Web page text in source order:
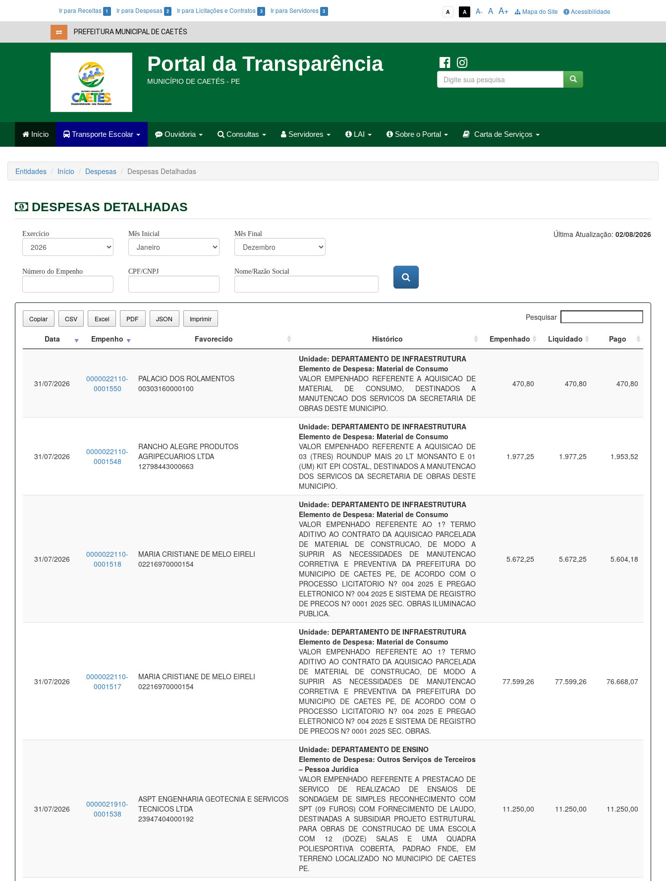
Ir para Receitas 1 Ir para Despesas 2 Ir para Licitações e Contratos 3 Ir para Servidores 3 A A A- A A+ Mapa do Site Acessibilidade
PREFEITURA MUNICIPAL DE CAETÉS
Portal da Transparência
MUNICÍPIO DE CAETÉS - PE
Início Transporte Escolar Ouvidoria Consultas Servidores LAI Sobre o Portal Carta de Serviços
Entidades Início Despesas Despesas Detalhadas
DESPESAS DETALHADAS
Última Atualização: 02/08/2026
Exercício Mês Inicial Mês Final
Número do Empenho CPF/CNPJ Nome/Razão Social
Copiar CSV Excel PDF JSON Imprimir Pesquisar
Data Empenho Favorecido Histórico Empenhado Liquidado Pago
31/07/2026
0000022110-
0001550
PALACIO DOS ROLAMENTOS
00303160000100
Unidade: DEPARTAMENTO DE INFRAESTRUTURA
Elemento de Despesa: Material de Consumo
VALOR EMPENHADO REFERENTE A AQUISICAO DE
MATERIAL DE CONSUMO, DESTINADOS A
MANUTENCAO DOS SERVICOS DA SECRETARIA DE
OBRAS DESTE MUNICIPIO.
470,80 470,80 470,80
31/07/2026
0000022110-
0001548
RANCHO ALEGRE PRODUTOS
AGRIPECUARIOS LTDA
12798443000663
Unidade: DEPARTAMENTO DE INFRAESTRUTURA
Elemento de Despesa: Material de Consumo
VALOR EMPENHADO REFERENTE A AQUISICAO DE
03 (TRES) ROUNDUP MAIS 20 LT MONSANTO E 01
(UM) KIT EPI COSTAL, DESTINADOS A MANUTENCAO
DOS SERVICOS DA SECRETARIA DE OBRAS DESTE
MUNICIPIO.
1.977,25 1.977,25 1.953,52
31/07/2026
0000022110-
0001518
MARIA CRISTIANE DE MELO EIRELI
02216970000154
Unidade: DEPARTAMENTO DE INFRAESTRUTURA
Elemento de Despesa: Material de Consumo
VALOR EMPENHADO REFERENTE AO 1? TERMO
ADITIVO AO CONTRATO DA AQUISICAO PARCELADA
DE MATERIAL DE CONSTRUCAO, DE MODO A
SUPRIR AS NECESSIDADES DE MANUTENCAO
CORRETIVA E PREVENTIVA DA PREFEITURA DO
MUNICIPIO DE CAETES PE, DE ACORDO COM O
PROCESSO LICITATORIO N? 004 2025 E PREGAO
ELETRONICO N? 004 2025 E SISTEMA DE REGISTRO
DE PRECOS N? 0001 2025 SEC. OBRAS ILUMINACAO
PUBLICA.
5.672,25 5.672,25 5.604,18
31/07/2026
0000022110-
0001517
MARIA CRISTIANE DE MELO EIRELI
02216970000154
Unidade: DEPARTAMENTO DE INFRAESTRUTURA
Elemento de Despesa: Material de Consumo
VALOR EMPENHADO REFERENTE AO 1? TERMO
ADITIVO AO CONTRATO DA AQUISICAO PARCELADA
DE MATERIAL DE CONSTRUCAO, DE MODO A
SUPRIR AS NECESSIDADES DE MANUTENCAO
CORRETIVA E PREVENTIVA DA PREFEITURA DO
MUNICIPIO DE CAETES PE, DE ACORDO COM O
PROCESSO LICITATORIO N? 004 2025 E PREGAO
ELETRONICO N? 004 2025 E SISTEMA DE REGISTRO
DE PRECOS N? 0001 2025 SEC. OBRAS.
77.599,26 77.599,26 76.668,07
31/07/2026
0000021910-
0001538
ASPT ENGENHARIA GEOTECNIA E SERVICOS
TECNICOS LTDA
23947404000192
Unidade: DEPARTAMENTO DE ENSINO
Elemento de Despesa: Outros Serviços de Terceiros
– Pessoa Jurídica
VALOR EMPENHADO REFERENTE A PRESTACAO DE
SERVICO DE REALIZACAO DE ENSAIOS DE
SONDAGEM DE SIMPLES RECONHECIMENTO COM
SPT (09 FUROS) COM FORNECIMENTO DE LAUDO,
DESTINADAS A SUBSIDIAR PROJETO ESTRUTURAL
PARA OBRAS DE CONSTRUCAO DE UMA ESCOLA
COM 12 (DOZE) SALAS E UMA QUADRA
POLIESPORTIVA COBERTA, PADRAO FNDE, EM
TERRENO LOCALIZADO NO MUNICIPIO DE CAETES
PE.
11.250,00 11.250,00 11.250,00